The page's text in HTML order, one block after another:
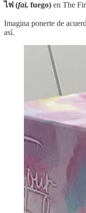
ไฟ (fai, fuego) en The
Imagina ponerte de
así.